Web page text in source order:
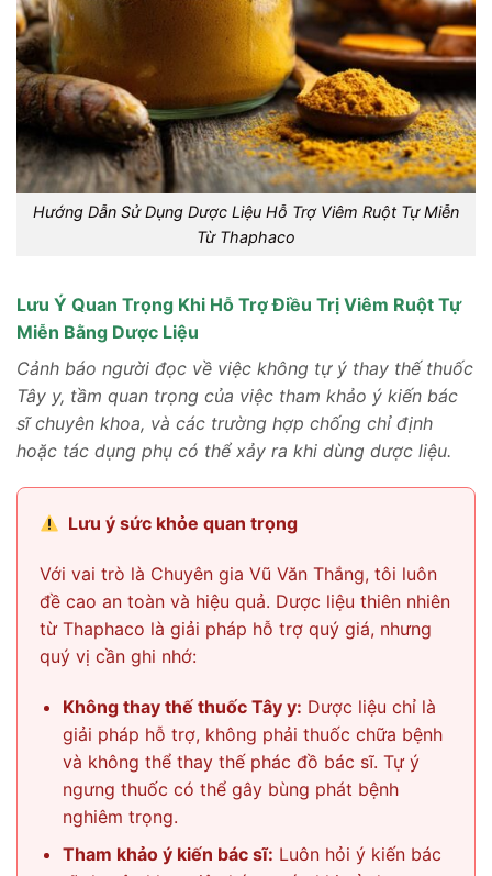
Hướng Dẫn Sử Dụng Dược Liệu Hỗ Trợ Viêm Ruột Tự Miễn
Từ Thaphaco
Lưu Ý Quan Trọng Khi Hỗ Trợ Điều Trị Viêm Ruột Tự
Miễn Bằng Dược Liệu
Cảnh báo người đọc về việc không tự ý thay thế thuốc
Tây y, tầm quan trọng của việc tham khảo ý kiến bác
sĩ chuyên khoa, và các trường hợp chống chỉ định
hoặc tác dụng phụ có thể xảy ra khi dùng dược liệu.
Lưu ý sức khỏe quan trọng
Với vai trò là Chuyên gia Vũ Văn Thắng, tôi luôn
đề cao an toàn và hiệu quả. Dược liệu thiên nhiên
từ Thaphaco là giải pháp hỗ trợ quý giá, nhưng
quý vị cần ghi nhớ:
Không thay thế thuốc Tây y: Dược liệu chỉ là
giải pháp hỗ trợ, không phải thuốc chữa bệnh
và không thể thay thế phác đồ bác sĩ. Tự ý
ngưng thuốc có thể gây bùng phát bệnh
nghiêm trọng.
Tham khảo ý kiến bác sĩ: Luôn hỏi ý kiến bác